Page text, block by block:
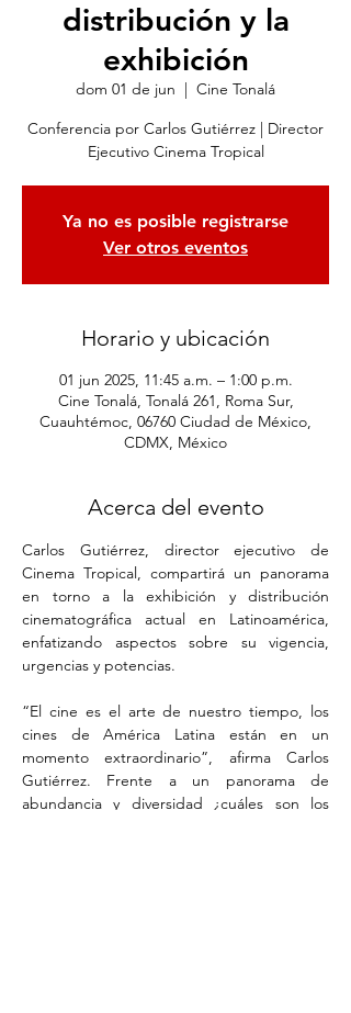
distribución y la
exhibición
dom 01 de jun
  |
Cine Tonalá
Conferencia por Carlos Gutiérrez | Director
Ejecutivo Cinema Tropical
Ya no es posible registrarse
Ver otros eventos
Horario y ubicación
01 jun 2025, 11:45 a.m. – 1:00 p.m.
Cine Tonalá, Tonalá 261, Roma Sur,
Cuauhtémoc, 06760 Ciudad de México,
CDMX, México
Acerca del evento
Carlos Gutiérrez, director ejecutivo de
Cinema Tropical, compartirá un panorama
en torno a la exhibición y distribución
cinematográfica actual en Latinoamérica,
enfatizando aspectos sobre su vigencia,
urgencias y potencias.
“El cine es el arte de nuestro tiempo, los
cines de América Latina están en un
momento extraordinario”, afirma Carlos
Gutiérrez. Frente a un panorama de
abundancia y diversidad ¿cuáles son los